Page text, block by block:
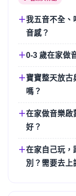
我五音不全、
音感？
0-3 歲在家做
寶寶整天放古
嗎？
在家做音樂啟
好？
在家自己玩，
別？需要去上